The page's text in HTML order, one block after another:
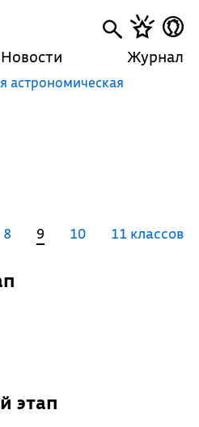
Новости Журнал
астрономическая
8 9 10 11 классов
этап